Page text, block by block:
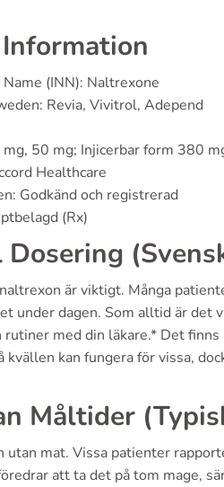
(INN): Naltrexone
Revia, Vivitrol, Adepend
50 mg; Injicerbar form 380
Healthcare
Godkänd och registrerad
(Rx)
är viktigt. Många
under dagen. Som alltid är det
rutiner med din läkare.* Det
kan fungera för vissa,
Måltider
utan mat. Vissa patienter
att ta det på tom mage,